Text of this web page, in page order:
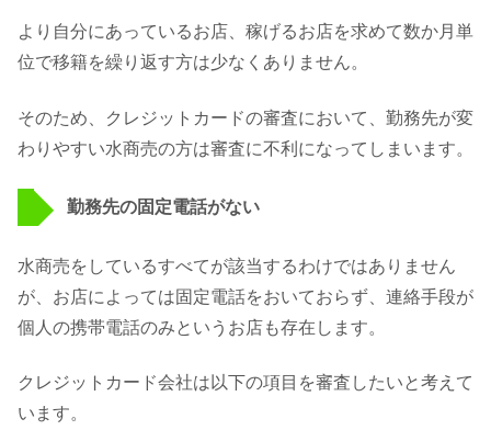
より自分にあっているお店、稼げるお店を求めて数か月単
位で移籍を繰り返す方は少なくありません。
そのため、クレジットカードの審査において、勤務先が変
わりやすい水商売の方は審査に不利になってしまいます。
勤務先の固定電話がない
水商売をしているすべてが該当するわけではありません
が、お店によっては固定電話をおいておらず、連絡手段が
個人の携帯電話のみというお店も存在します。
クレジットカード会社は以下の項目を審査したいと考えて
います。